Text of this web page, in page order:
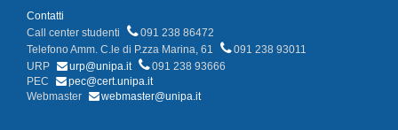
Contatti
Call center studenti
091 238 86472
Telefono Amm. C.le di P.zza Marina, 61
091 238 93011
URP
urp@unipa.it
091 238 93666
PEC
pec@cert.unipa.it
Webmaster
webmaster@unipa.it